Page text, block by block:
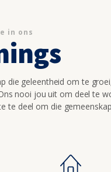
in ons
die geleentheid om te
nooi jou uit om deel te
te deel om die